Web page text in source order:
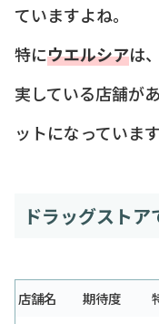
ていますよね。
特にウエルシアは
実している店舗が
ットになっています
ドラッグストア
店舗名 期待度